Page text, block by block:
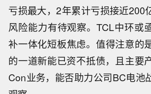
亏损最大，2年累计亏损接近200
风险能力有待观察。TCL中环或
补一体化短板焦虑。值得注意的
的一道新能已资不抵债，且主要
Con业务，能否助力公司BC电池